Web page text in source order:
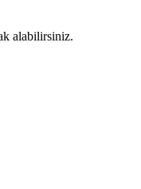
alabilirsiniz.